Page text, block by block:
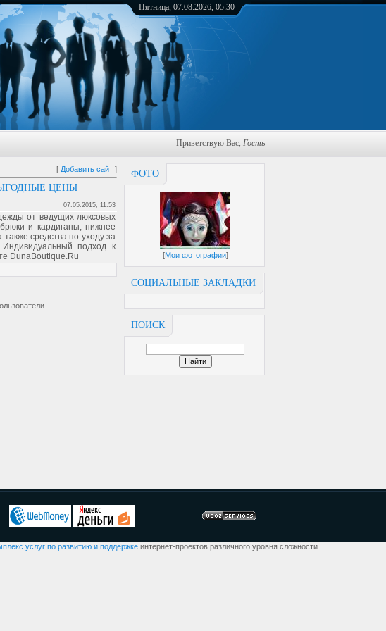
Пятница, 07.08.2026, 05:30
Приветствую Вас, Гость
ФОТО
[Мои фотографии]
СОЦИАЛЬНЫЕ ЗАКЛАДКИ
ПОИСК
[ Добавить сайт ]
ЦЕНЫ
07.05.2015, 11:53
от ведущих люксовых
и кардиганы, нижнее
средства по уходу за
подход к
DunaBoutique.Ru
услуг по развитию и поддержке интернет-проектов различного уровня сложности.